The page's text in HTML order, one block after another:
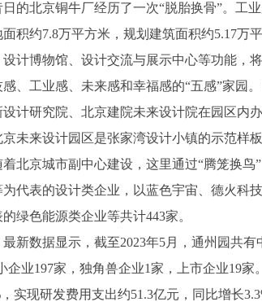
的北京铜牛厂经历了一次“脱胎换骨”。工
积约7.8万平方米，规划建筑面积约5.17万
计博物馆、设计交流与展示中心等功能，
、工业感、未来感和幸福感的“五感”家园
计研究院、北京建院未来设计院在园区内办
未来设计园区是张家湾设计小镇的示范样
北京城市副中心建设，这里通过“腾笼换鸟
代表的设计类企业，以蓝色宇宙、德火科
绿色能源类企业等共计443家。
新数据显示，截至2023年5月，通州园共有
业197家，独角兽企业1家，上市企业19家
实现研发费用支出约51.3亿元，同比增长